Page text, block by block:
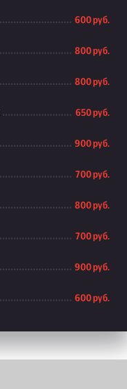
600 руб.
800 руб.
800 руб.
650 руб.
900 руб.
700 руб.
800 руб.
700 руб.
900 руб.
600 руб.